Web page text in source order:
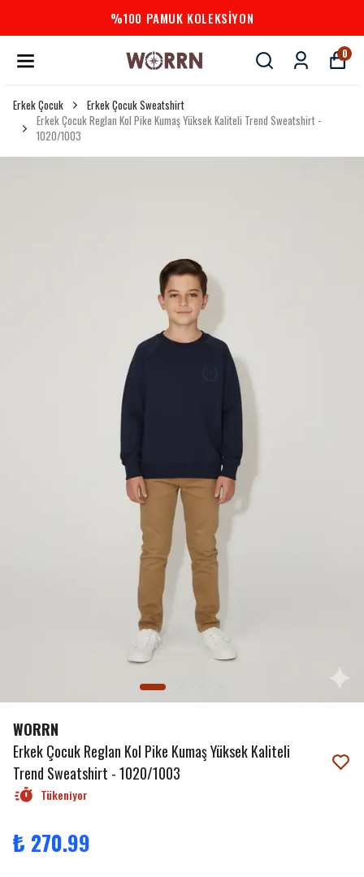
%100 PAMUK KOLEKSİYON
0
Erkek Çocuk
Erkek Çocuk Sweatshirt
Erkek Çocuk Reglan Kol Pike Kumaş Yüksek Kaliteli Trend Sweatshirt -
1020/1003
WORRN
Erkek Çocuk Reglan Kol Pike Kumaş Yüksek Kaliteli
Trend Sweatshirt - 1020/1003
Tükeniyor
₺ 270.99